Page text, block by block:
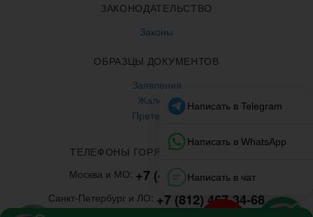
ЗАКОНОДАТЕЛЬСТВО
Законы
ОБРАЗЦЫ ДОКУМЕНТОВ
Заявления
Жалобы
Претензии
ТЕЛЕФОНЫ ГОРЯЧЕЙ ЛИНИИ
Москва и МО: +7 (499) 938-86-71
Санкт-Петербург и ЛО: +7 (812) 467-34-68